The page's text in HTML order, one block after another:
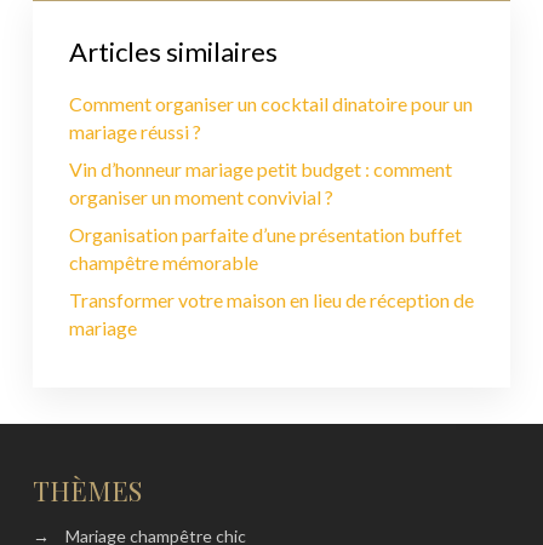
Articles similaires
Comment organiser un cocktail dinatoire pour un
mariage réussi ?
Vin d’honneur mariage petit budget : comment
organiser un moment convivial ?
Organisation parfaite d’une présentation buffet
champêtre mémorable
Transformer votre maison en lieu de réception de
mariage
THÈMES
→ Mariage champêtre chic